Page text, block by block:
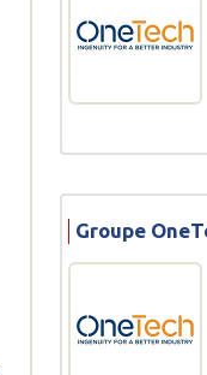
Groupe